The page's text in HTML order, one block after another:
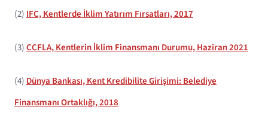
(2) IFC, Kentlerde İklim Yatırım Fırsatları, 2017
(3)CCFLA, Kentlerin İklim Finansmanı Durumu, Haziran 2021
(4) Dünya Bankası, Kent Kredibilite Girişimi: Belediye
Finansmanı Ortaklığı, 2018